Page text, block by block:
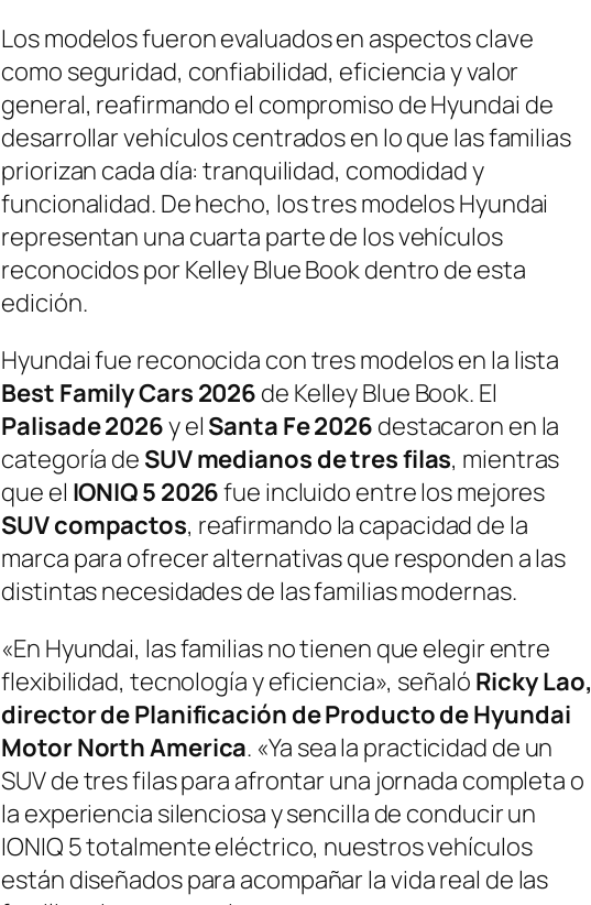
Los modelos fueron evaluados en aspectos clave
como seguridad, confiabilidad, eficiencia y valor
general, reafirmando el compromiso de Hyundai de
desarrollar vehículos centrados en lo que las familias
priorizan cada día: tranquilidad, comodidad y
funcionalidad. De hecho, los tres modelos Hyundai
representan una cuarta parte de los vehículos
reconocidos por Kelley Blue Book dentro de esta
edición.
Hyundai fue reconocida con tres modelos en la lista
Best Family Cars 2026 de Kelley Blue Book. El
Palisade 2026y el Santa Fe 2026 destacaron en la
categoría de SUV medianos de tres filas, mientras
que el IONIQ 5 2026fue incluido entre los mejores
SUV compactos, reafirmando la capacidad de la
marca para ofrecer alternativas que responden a las
distintas necesidades de las familias modernas.
«En Hyundai, las familias no tienen que elegir entre
flexibilidad, tecnología y eficiencia», señaló Ricky Lao,
director de Planificación de Producto de Hyundai
Motor North America. «Ya sea la practicidad de un
SUV de tres filas para afrontar una jornada completa o
la experiencia silenciosa y sencilla de conducir un
IONIQ 5 totalmente eléctrico, nuestros vehículos
están diseñados para acompañar la vida real de las